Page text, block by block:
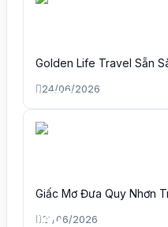
Golden Life Travel Sẵn
24/06/2026
Giấc Mơ Đưa Quy Nhơn
21/06/2026